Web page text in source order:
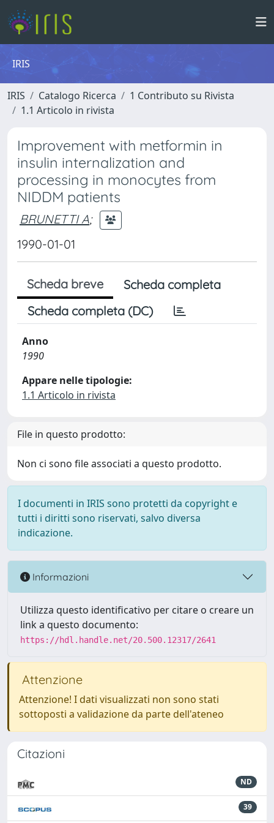
IRIS
IRIS Catalogo Ricerca
1 Contributo su Rivista
1.1 Articolo in rivista
Improvement with metformin in
insulin internalization and
processing in monocytes from
NIDDM patients
BRUNETTI A;
1990-01-01
Scheda breve
Scheda completa
Scheda completa (DC)
Anno
1990
Appare nelle tipologie:
1.1 Articolo in rivista
File in questo prodotto:
Non ci sono file associati a questo prodotto.
I documenti in IRIS sono protetti da copyright e
tutti i diritti sono riservati, salvo diversa
indicazione.
Informazioni
Utilizza questo identificativo per citare o creare un
link a questo documento:
https://hdl.handle.net/20.500.12317/2641
Attenzione
Attenzione! I dati visualizzati non sono stati
sottoposti a validazione da parte dell'ateneo
Citazioni
ND
39